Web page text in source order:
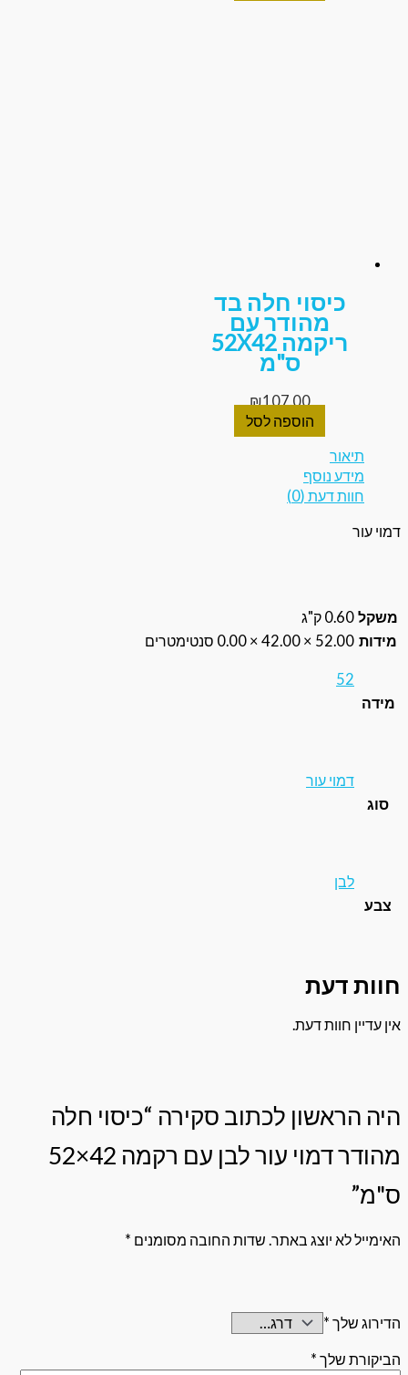
כיסוי חלה בד
מהודר עם
ריקמה 52X42
ס"מ
₪107.00
הוספה לסל
נוסף
דעת (0)
0.60 ק"ג
52.00 × 42.00 × 0.00 סנטימטרים
דעת
חוות דעת.
לכתוב סקירה “כיסוי חלה
מהודר דמוי עור לבן עם רקמה 42×52
לא יוצג באתר.שדות החובה מסומנים *
*
שלך*